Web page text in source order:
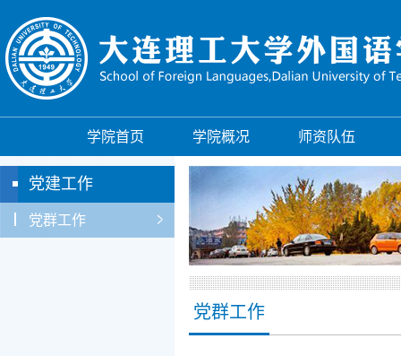
学院首页 学院概况 师资队伍
党建工作
党群工作
党群工作